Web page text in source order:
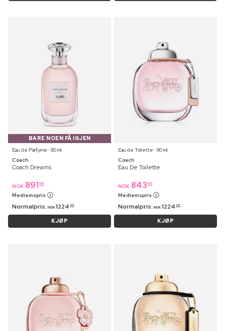
BARE NOEN FÅ IGJEN
Eau de Parfyme ⋅ 90 ml
Coach
Coach Dreams
NOK 891 95
Medlemspris
Normalpris: NOK 1224 95
KJØP
Eau de Toilette ⋅ 90 ml
Coach
Eau De Toilette
NOK 843 95
Medlemspris
Normalpris: NOK 1224 95
KJØP